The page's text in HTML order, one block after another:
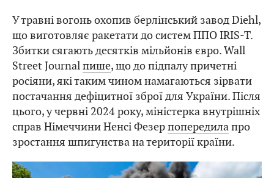
У травні вогонь охопив берлінський завод Diehl,
що виготовляє ракетати до систем ППО IRIS-T.
Збитки сягають десятків мільйонів євро. Wall
Street Journal пише, що до підпалу причетні
росіяни, які таким чином намагаються зірвати
постачання дефіцитної зброї для України. Після
цього, у червні 2024 року, міністерка внутрішніх
справ Німеччини Ненсі Фезерпопередила про
зростання шпигунства на території країни.